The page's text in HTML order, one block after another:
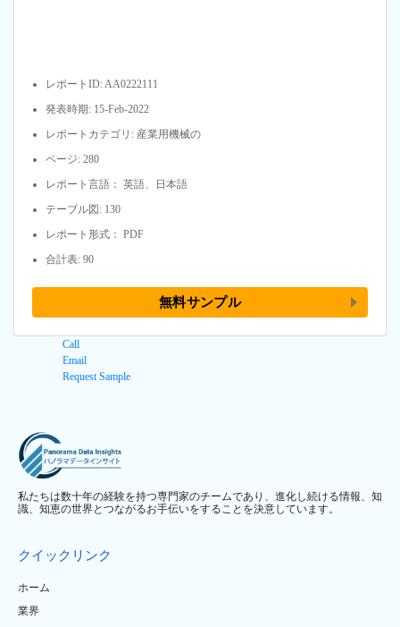
レポートID: AA0222111
発表時期: 15-Feb-2022
レポートカテゴリ: 産業用機械の
ページ: 280
レポート言語： 英語、日本語
テーブル図: 130
レポート形式： PDF
合計表: 90
無料サンプル
Call
Email
Request Sample
私たちは数十年の経験を持つ専門家のチームであり、進化し続ける情報、知
識、知恵の世界とつながるお手伝いをすることを決意しています。
クイックリンク
ホーム
業界